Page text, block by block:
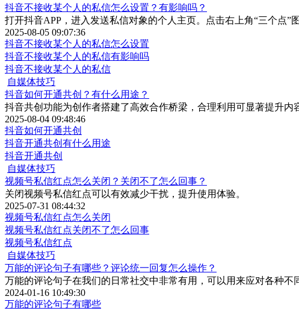
抖音不接收某个人的私信怎么设置？有影响吗？
打开抖音APP，进入发送私信对象的个人主页。点击右上角“三个点”
2025-08-05 09:07:36
抖音不接收某个人的私信怎么设置
抖音不接收某个人的私信有影响吗
抖音不接收某个人的私信
自媒体技巧
抖音如何开通共创？有什么用途？
抖音共创功能为创作者搭建了高效合作桥梁，合理利用可显著提升内
2025-08-04 09:48:46
抖音如何开通共创
抖音开通共创有什么用途
抖音开通共创
自媒体技巧
视频号私信红点怎么关闭？关闭不了怎么回事？
关闭视频号私信红点可以有效减少干扰，提升使用体验。
2025-07-31 08:44:32
视频号私信红点怎么关闭
视频号私信红点关闭不了怎么回事
视频号私信红点
自媒体技巧
万能的评论句子有哪些？评论统一回复怎么操作？
万能的评论句子在我们的日常社交中非常有用，可以用来应对各种
2024-01-16 10:49:30
万能的评论句子有哪些